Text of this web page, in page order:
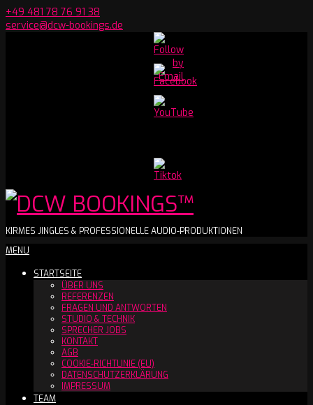
Skip
to
+49 481 78 76 91 38
service@dcw-bookings.de
Youtube
Channel
DCW
BOOKINGS™
KIRMES JINGLES & PROFESSIONELLE AUDIO-PRODUKTIONEN
Secondary
Menu
MENU
STARTSEITE
ÜBER UNS
REFERENZEN
FRAGEN UND ANTWORTEN
STUDIO & TECHNIK
SPRECHER JOBS
KONTAKT
AGB
COOKIE-RICHTLINIE (EU)
DATENSCHUTZERKLÄRUNG
IMPRESSUM
TEAM